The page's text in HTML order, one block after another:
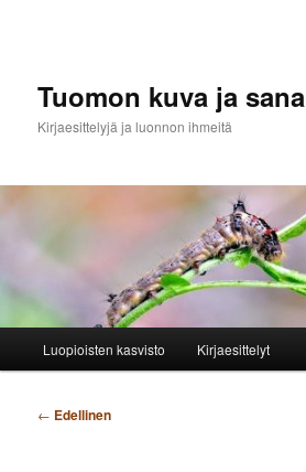
Tuomon kuva ja sana
Kirjaesittelyjä ja luonnon ihmeitä
Luopioisten kasvisto Kirjaesittelyt
Artikkelien
← Edellinen